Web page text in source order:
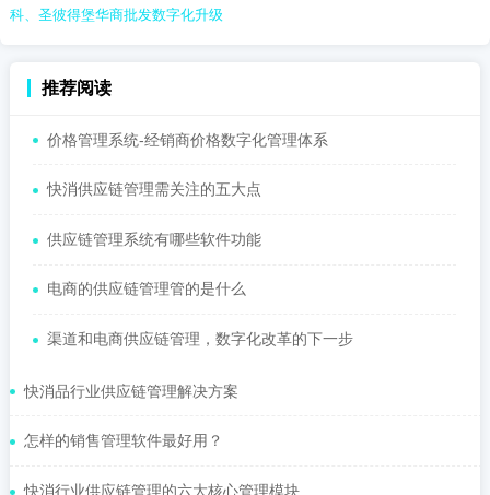
科、圣彼得堡华商批发数字化升级
推荐阅读
价格管理系统-经销商价格数字化管理体系
快消供应链管理需关注的五大点
供应链管理系统有哪些软件功能
电商的供应链管理管的是什么
渠道和电商供应链管理，数字化改革的下一步
快消品行业供应链管理解决方案
怎样的销售管理软件最好用？
快消行业供应链管理的六大核心管理模块